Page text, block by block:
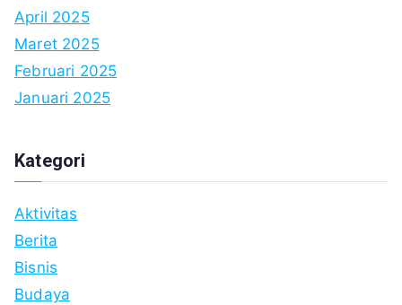
April 2025
Maret 2025
Februari 2025
Januari 2025
Kategori
Aktivitas
Berita
Bisnis
Budaya